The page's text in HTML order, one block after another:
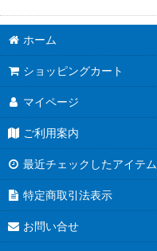
ホーム
ショッピングカート
マイページ
ご利用案内
最近チェックしたアイテム
特定商取引法表示
お問い合せ